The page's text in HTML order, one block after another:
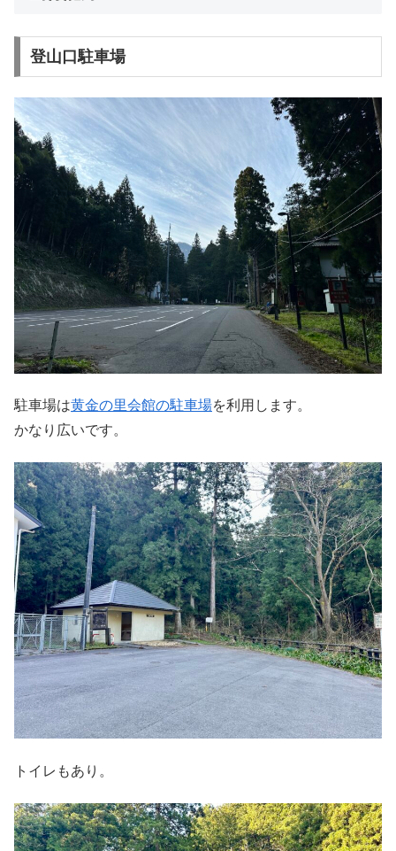
登山口駐車場
駐車場は黄金の里会館の駐車場を利用します。
かなり広いです。
トイレもあり。